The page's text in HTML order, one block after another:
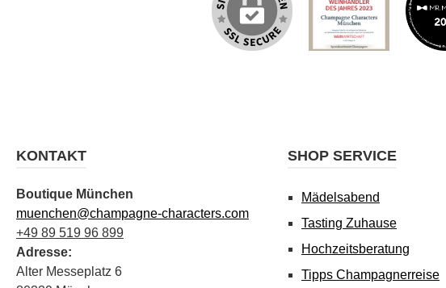
KONTAKT
Boutique München
muenchen@champagne-characters.com
+49 89 519 96 899
Adresse:
Alter Messeplatz 6
SHOP SERVICE
Mädelsabend
Tasting Zuhause
Hochzeitsberatung
Tipps Champagnerreise